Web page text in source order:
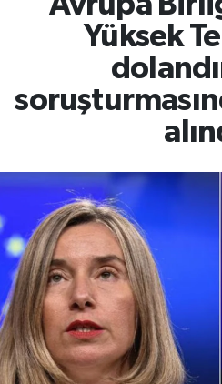
Yüksek
Yerel
Süper Lig Puan
Tüm Manşetler
Son Dakika Haberleri
Haber Arşivi